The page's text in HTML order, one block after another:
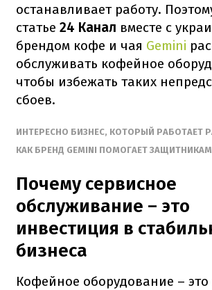
останавливает работу.
статье 24 Канал вместе с
брендом кофе и чая Gemini
обслуживать кофейное
чтобы избежать таких
сбоев.
ИНТЕРЕСНО БИЗНЕС, КОТОРЫЙ РАБОТАЕТ
КАК БРЕНД GEMINI ПОМОГАЕТ ЗАЩИТНИКАМ
Почему сервисное
обслуживание – это
инвестиция в
бизнеса
Кофейное оборудование – это